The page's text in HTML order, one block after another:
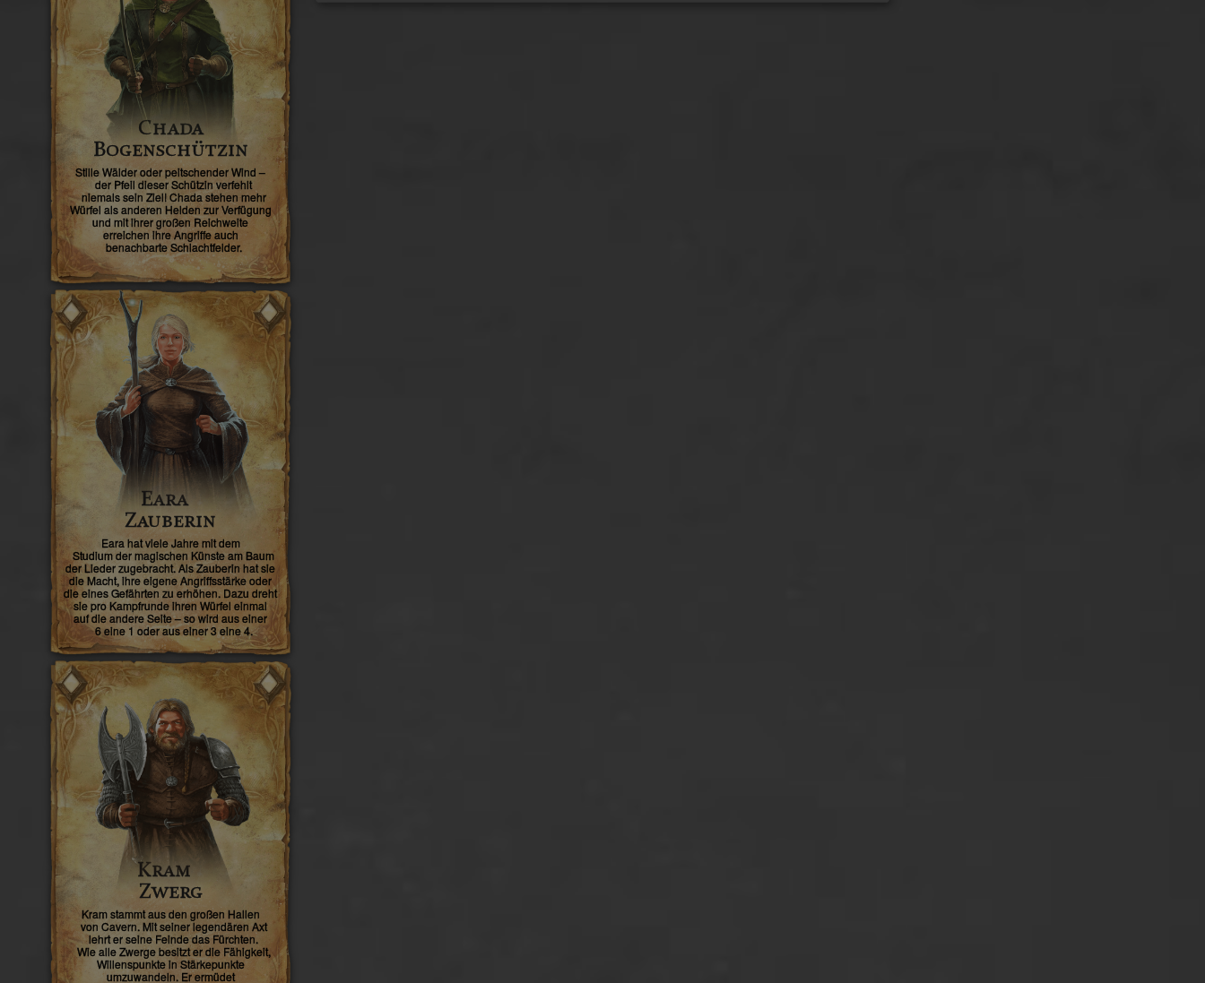
Chada
Bogenschützin
Stille Wälder oder peitschender Wind –
der Pfeil dieser Schützin verfehlt
niemals sein Ziel! Chada stehen mehr
Würfel als anderen Helden zur Verfügung
und mit ihrer großen Reichweite
erreichen ihre Angriffe auch
benachbarte Schlachtfelder.
Eara
Zauberin
Eara hat viele Jahre mit dem
Studium der magischen Künste am Baum
der Lieder zugebracht. Als Zauberin hat sie
die Macht, ihre eigene Angriffsstärke oder
die eines Gefährten zu erhöhen. Dazu dreht
sie pro Kampfrunde ihren Würfel einmal
auf die andere Seite – so wird aus einer
6 eine 1 oder aus einer 3 eine 4.
Kram
Zwerg
Kram stammt aus den großen Hallen
von Cavern. Mit seiner legendären Axt
lehrt er seine Feinde das Fürchten.
Wie alle Zwerge besitzt er die Fähigkeit,
Willenspunkte in Stärkepunkte
umzuwandeln. Er ermüdet